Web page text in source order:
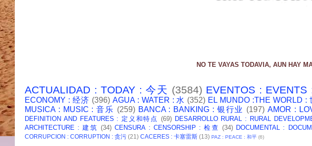
NO TE VAYAS TODAVIA, AUN HAY
ACTUALIDAD : TODAY : 今天 (3584) EVENTOS : EVENTS
ECONOMY : 经济 (396) AGUA : WATER : 水 (352) EL MUNDO :THE WORLD :
MUSICA : MUSIC : 音乐 (259) BANCA : BANKING : 银行业 (197) AMOR :
DEFINITION AND FEATURES : 定义和特点 (69) DESARROLLO RURAL : RURAL
ARCHITECTURE : 建筑 (34) CENSURA : CENSORSHIP : 检查 (34) DOCUMENTAL :
CORRUPCION : CORRUPTION : 贪污 (21) CACERES : 卡塞雷斯 (13) PAZ : PEACE : 和平 (6)